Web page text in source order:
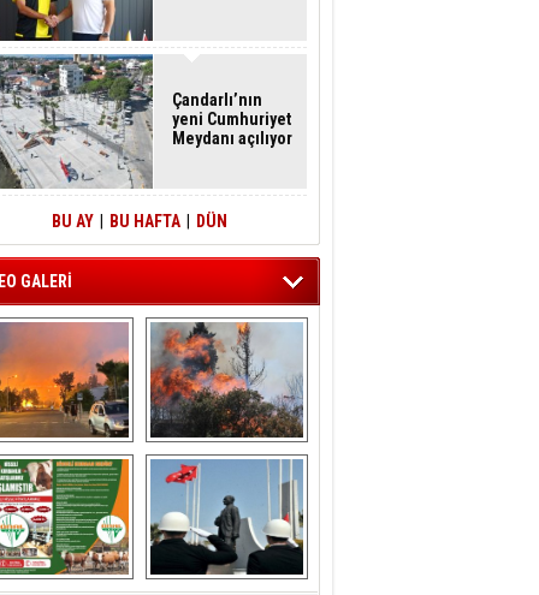
Çandarlı’nın
yeni Cumhuriyet
Meydanı açılıyor
BU AY BU HAFTA DÜN
GALERİ
‘da  otluk
alanda çıkan
yangın evlere
sıçramadan
söndürüldü
Aliağa'nın Ciğerleri
ÖNAL TARIM
Aliağa'da Polis